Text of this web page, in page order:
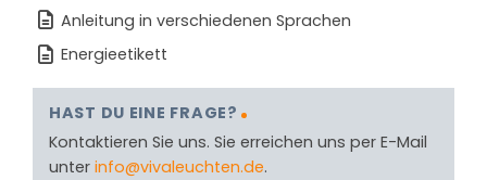
Anleitung in verschiedenen Sprachen
Energieetikett
HAST DU EINE FRAGE?
Kontaktieren Sie uns. Sie erreichen uns per E-Mail
unter info@vivaleuchten.de.